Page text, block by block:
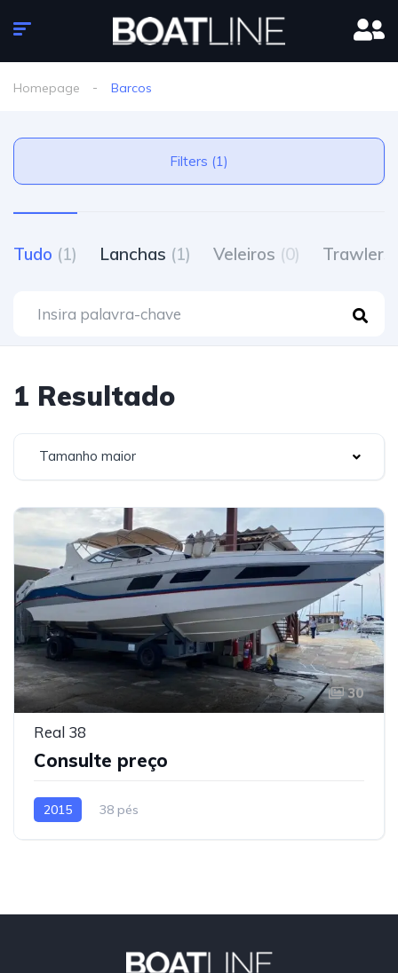
Homepage Barcos
Filters (1)
Tudo (1) Lanchas (1) Veleiros (0) Trawlers
1 Resultado
Tamanho maior
30
Real 38
Consulte preço
2015 38 pés